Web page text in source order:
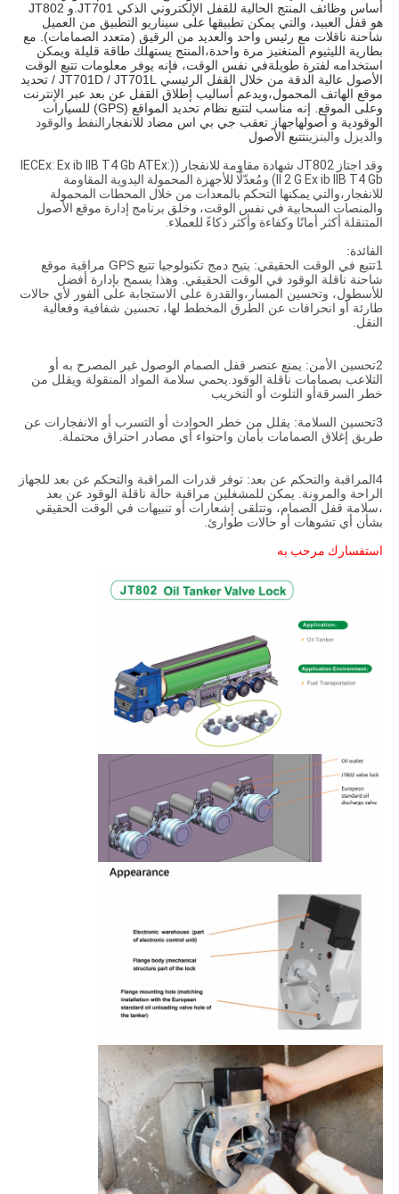
أساس وظائف المنتج الحالية للقفل الإلكتروني الذكي JT701.و JT802
شاحنة ناقلات مع رئيس واحد والعديد من الرقيق (متعدد الصمامات). مع
الأصول عالية الدقة من خلال القفل الرئيسي JT701D / JT701L / تحديد
وعلى الموقع.
الوقودية و أصولهاجهاز تعقب جي بي اس مضاد للانفجار النفط والوقود
والديزل والبنزينتتبع الأصول
وقد اجتاز JT802 شهادة مقاومة للانفجار ((IECEx: Ex ib IIB T4 Gb ATEx:
II 2 G Ex ib IIB T4 Gb) ومُعدّلًا للأجهزة المحمولة اليدوية المقاومة
للانفجار،والتي يمكنها التحكم بالمعدات من خلال المحطات المحمولة
والمنصات السحابية في نفس الوقت، وخلق برنامج إدارة موقع الأصول
المتنقلة أكثر أمانًا وكفاءة وأكثر ذكاءً للعملاء.
الفائدة:
1تتبع في الوقت الحقيقي: يتيح دمج تكنولوجيا تتبع GPS مراقبة موقع
شاحنة ناقلة الوقود في الوقت الحقيقي. وهذا يسمح بإدارة أفضل
للأسطول، وتحسين المسار،والقدرة على الاستجابة على الفور لأي حالات
طارئة أو انحرافات عن الطرق المخطط لها، تحسين شفافية وفعالية
النقل.
2تحسين الأمن: يمنع عنصر قفل الصمام الوصول غير المصرح به أو
التلاعب بصمامات ناقلة الوقود.يحمي سلامة المواد المنقولة ويقلل من
خطر السرقةأو التلوث أو التخريب
3تحسين السلامة: يقلل من خطر الحوادث أو التسرب أو الانفجارات عن
طريق إغلاق الصمامات بأمان واحتواء أي مصادر احتراق محتملة.
4المراقبة والتحكم عن بعد: توفر قدرات المراقبة والتحكم عن بعد للجهاز
الراحة والمرونة. يمكن للمشغلين مراقبة حالة ناقلة الوقود عن بعد
،سلامة قفل الصمام، وتتلقى إشعارات أو تنبيهات في الوقت الحقيقي
بشأن أي تشوهات أو حالات طوارئ.
استفسارك مرحب به